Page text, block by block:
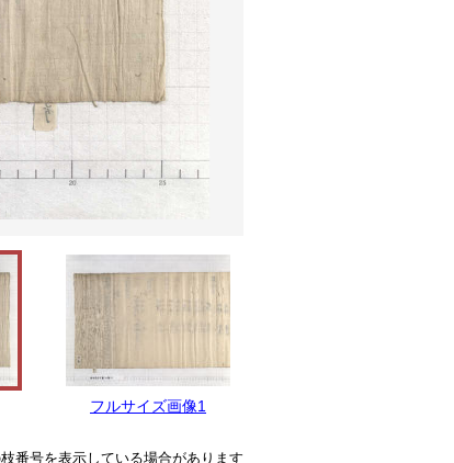
フルサイズ画像1
番号を表示している場合があります